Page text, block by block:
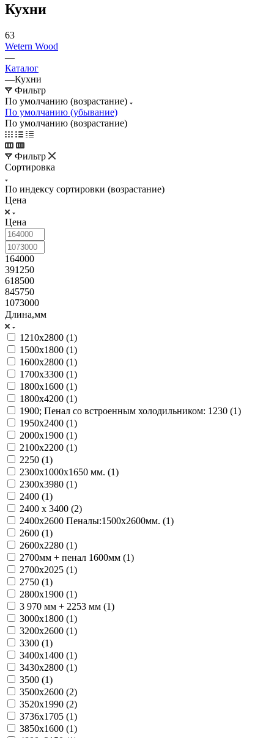
Кухни
63
Wetern Wood
—
Каталог
—Кухни
Фильтр
По умолчанию (возрастание)
По умолчанию (убывание)
По умолчанию (возрастание)
Фильтр
Сортировка
По индексу сортировки (возрастание)
Цена
Цена
164000
391250
618500
845750
1073000
Длина,мм
1210х2800 (1)
1500х1800 (1)
1600х2800 (1)
1700х3300 (1)
1800х1600 (1)
1800х4200 (1)
1900; Пенал со встроенным холодильником: 1230 (1)
1950х2400 (1)
2000х1900 (1)
2100х2200 (1)
2250 (1)
2300х1000х1650 мм. (1)
2300х3980 (1)
2400 (1)
2400 х 3400 (2)
2400x2600 Пеналы:1500х2600мм. (1)
2600 (1)
2600х2280 (1)
2700мм + пенал 1600мм (1)
2700х2025 (1)
2750 (1)
2800х1900 (1)
3 970 мм + 2253 мм (1)
3000х1800 (1)
3200х2600 (1)
3300 (1)
3400x1400 (1)
3430х2800 (1)
3500 (1)
3500х2600 (2)
3520х1990 (2)
3736x1705 (1)
3850х1600 (1)